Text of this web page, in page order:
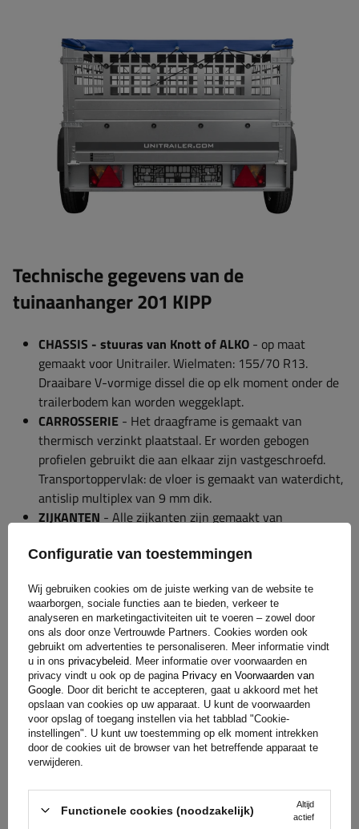
Technische gegevens van de
tuinaanhanger 201 KIPP
CHASSIS - stuuras van Knott of ALKO - op maat
gemaakt voor Unitrailer. Wielmaten: 155/70 R13.
Draaibare V-vormige dissel die op elk moment onder de
trailerbodem kan worden weggeklapt.
CARROSSERIE - Het draagframe is gemaakt van
thermisch verzinkt plaatstaal. Er worden gebogen
profielen gebruikt die aan elkaar zijn vastgeschroefd.
Transportoppervlak: de vloer is gemaakt van waterdicht,
antislip multiplex van 9 mm dik.
ZIJKANTEN - Alle zijkanten zijn gemaakt van
geopend. De gaaszijden kunnen indien nodig worden
PLATTE AFDEKKING- Biedt bescherming voor uw lading
en aanhanger tegen weersomstandigheden. Verstevigd
en scheurvast.
JOINT WHEEL- duurzaam steunwiel van
gerenommeerde Duitse fabrikanten.
U kunt de volgende accessoires voor de
aanhanger aanschaffen:
zijden tot 40 cm
Configuratie van toestemmingen
Wij gebruiken cookies om de juiste werking van de website te
waarborgen, sociale functies aan te bieden, verkeer te
analyseren en marketingactiviteiten uit te voeren – zowel door
ons als door onze Vertrouwde Partners. Cookies worden ook
gebruikt om advertenties te personaliseren. Meer informatie vindt
u in ons privacybeleid . Meer informatie over voorwaarden en
privacy vindt u ook op de pagina Privacy en Voorwaarden van
Google . Door dit bericht te accepteren, gaat u akkoord met het
opslaan van cookies op uw apparaat. U kunt de voorwaarden
voor opslag of toegang instellen via het tabblad "Cookie-
instellingen". U kunt uw toestemming op elk moment intrekken
door de cookies uit de browser van het betreffende apparaat te
verwijderen.
Functionele cookies (noodzakelijk)
Altijd
actief